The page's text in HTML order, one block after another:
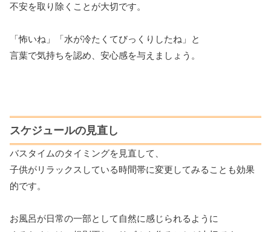
不安を取り除くことが大切です。
「怖いね」「水が冷たくてびっくりしたね」と
言葉で気持ちを認め、安心感を与えましょう。
スケジュールの見直し
バスタイムのタイミングを見直して、
子供がリラックスしている時間帯に変更してみることも効果
的です。
お風呂が日常の一部として自然に感じられるように